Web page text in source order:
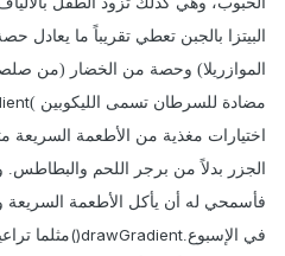
البيتزا بالجبن تعطي تقريباً ما يعادل
الموازريلا) وحصة من الخضار (من
مضادة للسرطان تسمى الليكوبين )
اختيارات مغذية من الأطعمة السريعة
الجزر بدلاً من برجر اللحم والبطاطس.
فأسمحي له أن يأكل الأطعمة
في الإسبوع.drawGradient() مثلما